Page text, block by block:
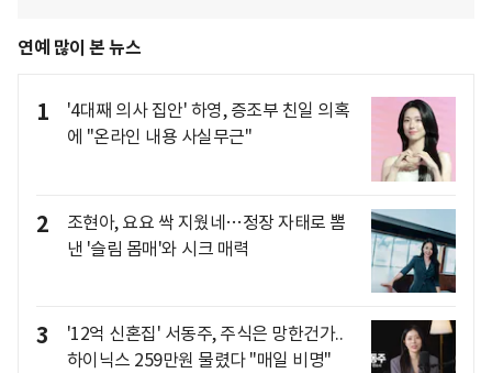
연예 많이 본 뉴스
1
'4대째 의사 집안' 하영, 증조부 친일 의혹
에 "온라인 내용 사실무근"
2
조현아, 요요 싹 지웠네…정장 자태로 뽐
낸 '슬림 몸매'와 시크 매력
3
'12억 신혼집' 서동주, 주식은 망한건가..
하이닉스 259만원 물렸다 "매일 비명"